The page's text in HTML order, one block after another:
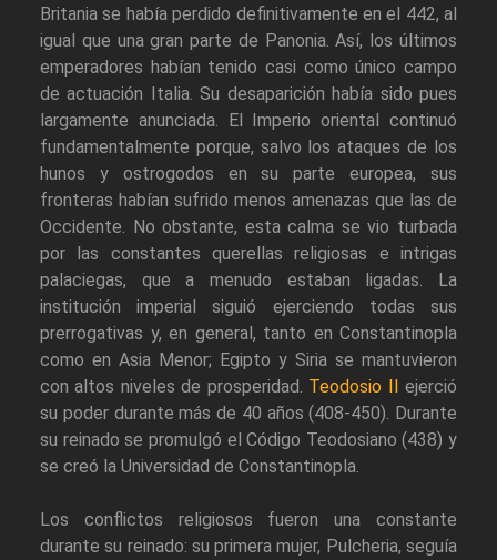
Britania se había perdido definitivamente en el 442, al
igual que una gran parte de Panonia. Así, los últimos
emperadores habían tenido casi como único campo
de actuación Italia. Su desaparición había sido pues
largamente anunciada. El Imperio oriental continuó
fundamentalmente porque, salvo los ataques de los
hunos y ostrogodos en su parte europea, sus
fronteras habían sufrido menos amenazas que las de
Occidente. No obstante, esta calma se vio turbada
por las constantes querellas religiosas e intrigas
palaciegas, que a menudo estaban ligadas. La
institución imperial siguió ejerciendo todas sus
prerrogativas y, en general, tanto en Constantinopla
como en Asia Menor; Egipto y Siria se mantuvieron
con altos niveles de prosperidad. Teodosio II
ejerció
su poder durante más de 40 años (408-450). Durante
su reinado se promulgó el Código Teodosiano (438) y
se creó la Universidad de Constantinopla.
Los conflictos religiosos fueron una constante
durante su reinado: su primera mujer, Pulcheria, seguía